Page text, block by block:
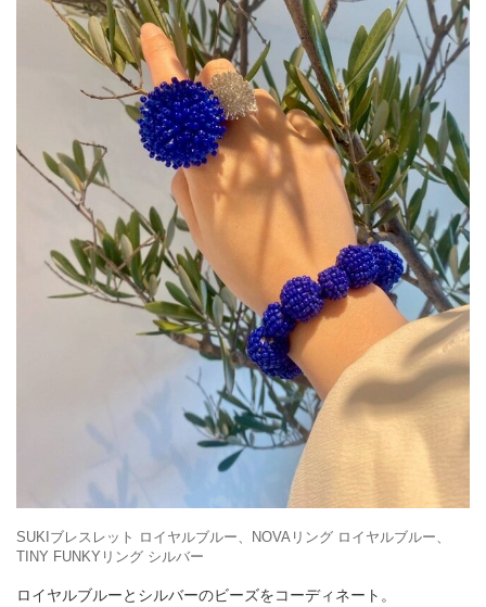
SUKIブレスレット ロイヤルブルー、NOVAリング ロイヤルブルー、
TINY FUNKYリング シルバー
ロイヤルブルーとシルバーのビーズをコーディネート。